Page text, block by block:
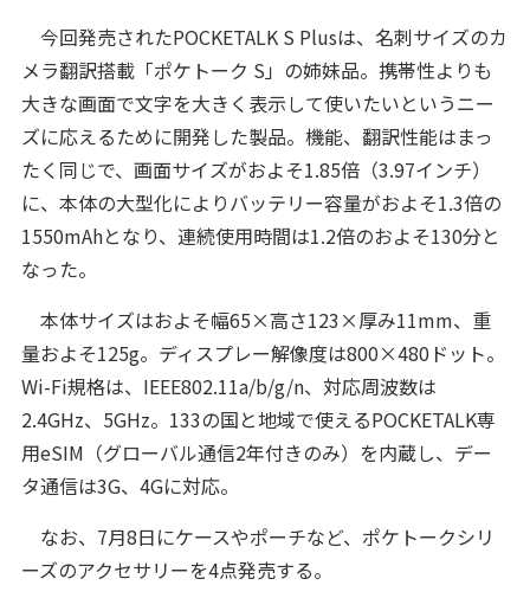
今回発売されたPOCKETALK S Plusは、名刺サイズのカ
メラ翻訳搭載「ポケトーク S」の姉妹品。携帯性よりも
大きな画面で文字を大きく表示して使いたいというニー
ズに応えるために開発した製品。機能、翻訳性能はまっ
たく同じで、画面サイズがおよそ1.85倍（3.97インチ）
に、本体の大型化によりバッテリー容量がおよそ1.3倍の
1550mAhとなり、連続使用時間は1.2倍のおよそ130分と
なった。
本体サイズはおよそ幅65×高さ123×厚み11mm、重
量およそ125g。ディスプレー解像度は800×480ドット。
Wi-Fi規格は、IEEE802.11a/b/g/n、対応周波数は
2.4GHz、5GHz。133の国と地域で使えるPOCKETALK専
用eSIM（グローバル通信2年付きのみ）を内蔵し、デー
タ通信は3G、4Gに対応。
なお、7月8日にケースやポーチなど、ポケトークシリ
ーズのアクセサリーを4点発売する。